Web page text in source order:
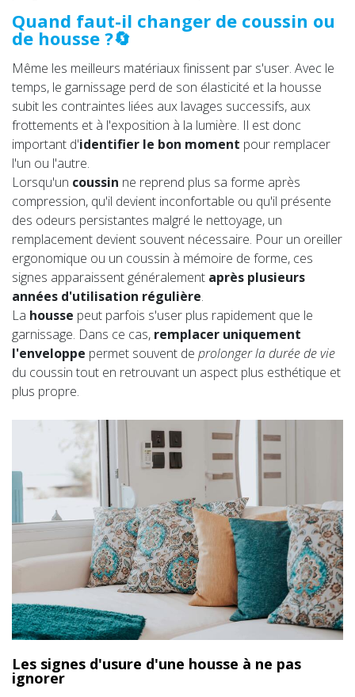
Quand faut-il changer de coussin ou
de housse ?🔄
Même les meilleurs matériaux finissent par s'user. Avec le
temps, le garnissage perd de son élasticité et la housse
subit les contraintes liées aux lavages successifs, aux
frottements et à l'exposition à la lumière. Il est donc
important d'identifier le bon moment pour remplacer
l'un ou l'autre.
Lorsqu'un coussin ne reprend plus sa forme après
compression, qu'il devient inconfortable ou qu'il présente
des odeurs persistantes malgré le nettoyage, un
remplacement devient souvent nécessaire. Pour un oreiller
ergonomique ou un coussin à mémoire de forme, ces
signes apparaissent généralement après plusieurs
années d'utilisation régulière.
La housse peut parfois s'user plus rapidement que le
garnissage. Dans ce cas, remplacer uniquement
l'enveloppe permet souvent de prolonger la durée de vie
du coussin tout en retrouvant un aspect plus esthétique et
plus propre.
Les signes d'usure d'une housse à ne pas
ignorer